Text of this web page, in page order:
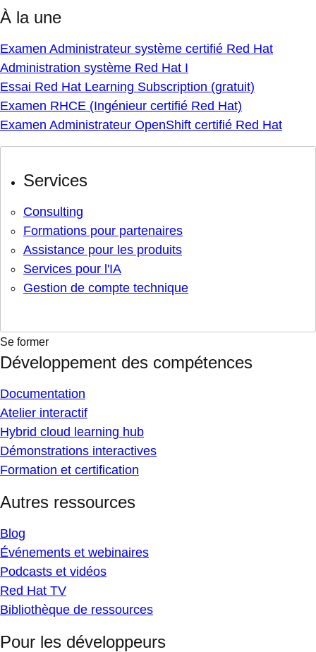
À la une
Examen Administrateur système certifié Red Hat
Administration système Red Hat I
Essai Red Hat Learning Subscription (gratuit)
Examen RHCE (Ingénieur certifié Red Hat)
Examen Administrateur OpenShift certifié Red Hat
Services
Consulting
Formations pour partenaires
Assistance pour les produits
Services pour l'IA
Gestion de compte technique
Se former
Développement des compétences
Documentation
Atelier interactif
Hybrid cloud learning hub
Démonstrations interactives
Formation et certification
Autres ressources
Blog
Événements et webinaires
Podcasts et vidéos
Red Hat TV
Bibliothèque de ressources
Pour les développeurs